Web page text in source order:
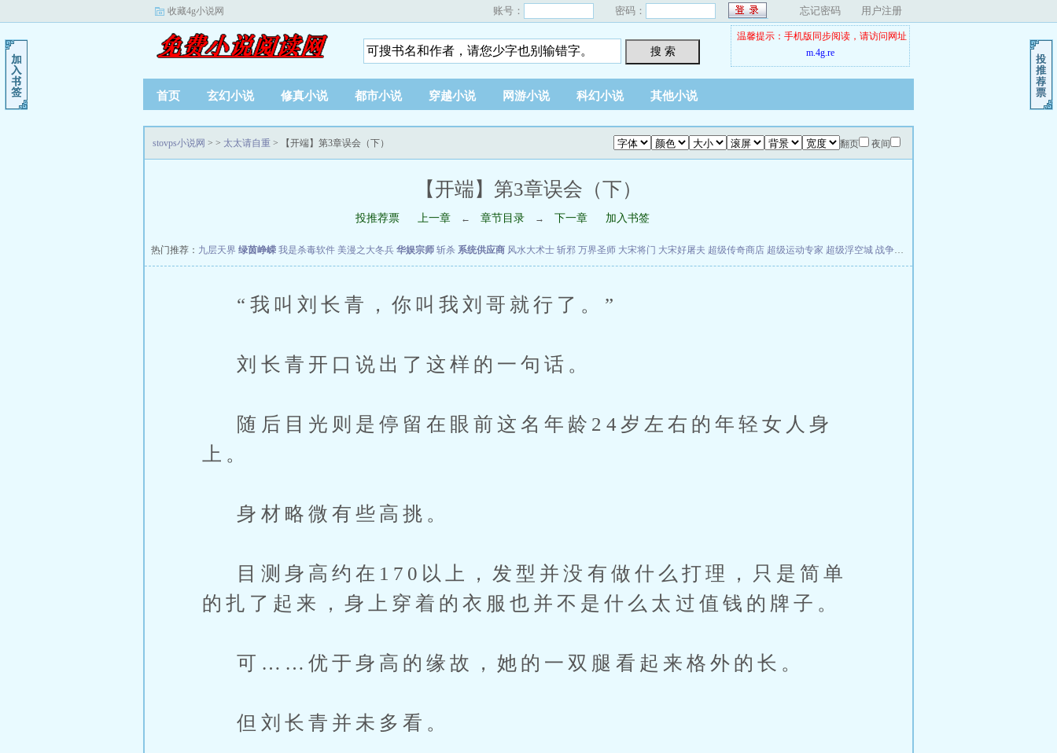
收藏4g小说网 账号： 密码： 忘记密码 用户注册
搜 索
温馨提示：手机版同步阅读，请访问网址
m.4g.re
首页 玄幻小说 修真小说 都市小说 穿越小说 网游小说 科幻小说 其他小说
翻页 夜间
stovps小说网 > > 太太请自重 > 【开端】第3章误会（下）
【开端】第3章误会（下）
投推荐票 上一章 ← 章节目录 → 下一章 加入书签
热门推荐： 九层天界 绿茵峥嵘 我是杀毒软件 美漫之大冬兵 华娱宗师 斩杀 系统供应商 风水大术士 斩邪 万界圣师 大宋将门 大宋好屠夫 超级传奇商店 超级运动专家 超级浮空城 战争天堂
“我叫刘长青，你叫我刘哥就行了。”
刘长青开口说出了这样的一句话。
随后目光则是停留在眼前这名年龄24岁左右的年轻女人身
上。
身材略微有些高挑。
目测身高约在170以上，发型并没有做什么打理，只是简单
的扎了起来，身上穿着的衣服也并不是什么太过值钱的牌子。
可……优于身高的缘故，她的一双腿看起来格外的长。
但刘长青并未多看。